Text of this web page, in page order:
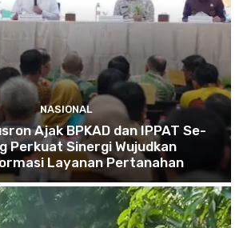
NASIONAL
Ajak BPKAD dan IPPAT Se-
Perkuat Sinergi Wujudkan
Layanan Pertanahan